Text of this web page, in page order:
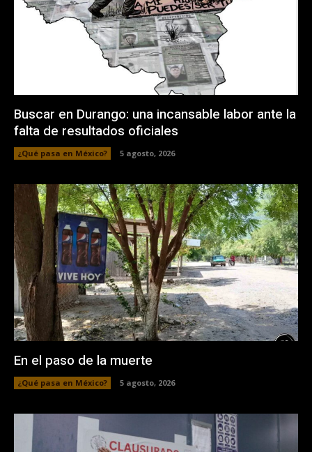
Buscar en Durango: una incansable labor ante la
falta de resultados oficiales
¿Qué pasa en México? 5 agosto, 2026
En el paso de la muerte
¿Qué pasa en México? 5 agosto, 2026